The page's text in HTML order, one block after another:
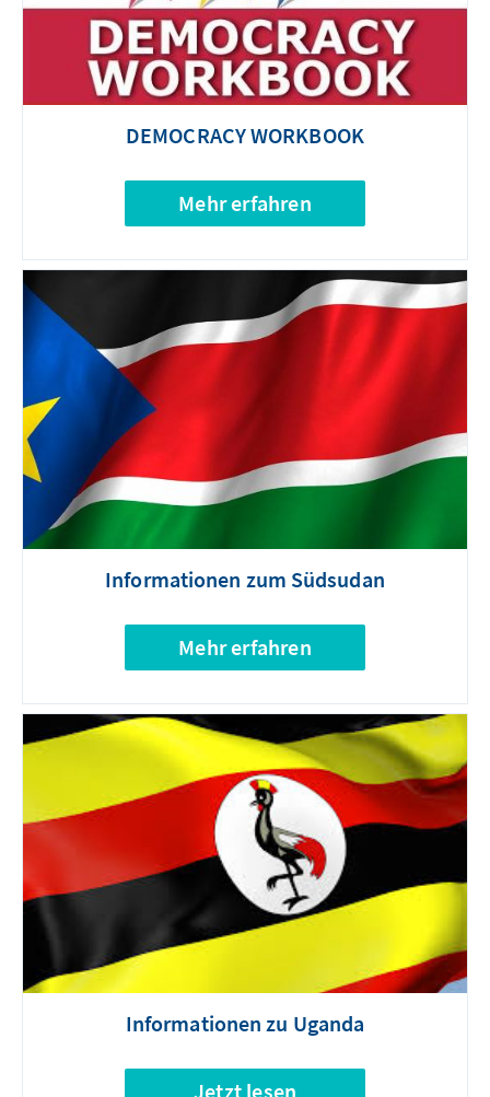
DEMOCRACY WORKBOOK
Mehr erfahren
Informationen zum Südsudan
Mehr erfahren
Informationen zu Uganda
Jetzt lesen